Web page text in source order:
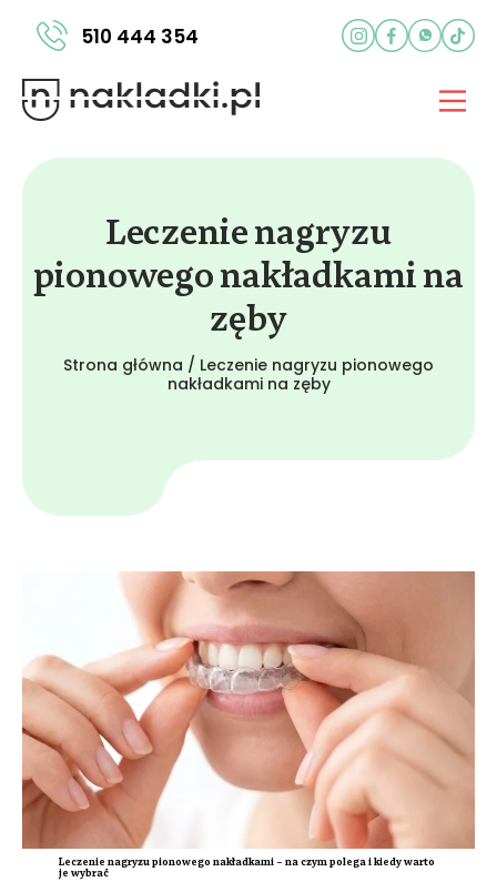
510 444 354
Leczenie nagryzu
pionowego nakładkami na
zęby
Strona główna / Leczenie nagryzu pionowego
nakładkami na zęby
Leczenie nagryzu pionowego nakładkami – na czym polega i kiedy warto
je wybrać